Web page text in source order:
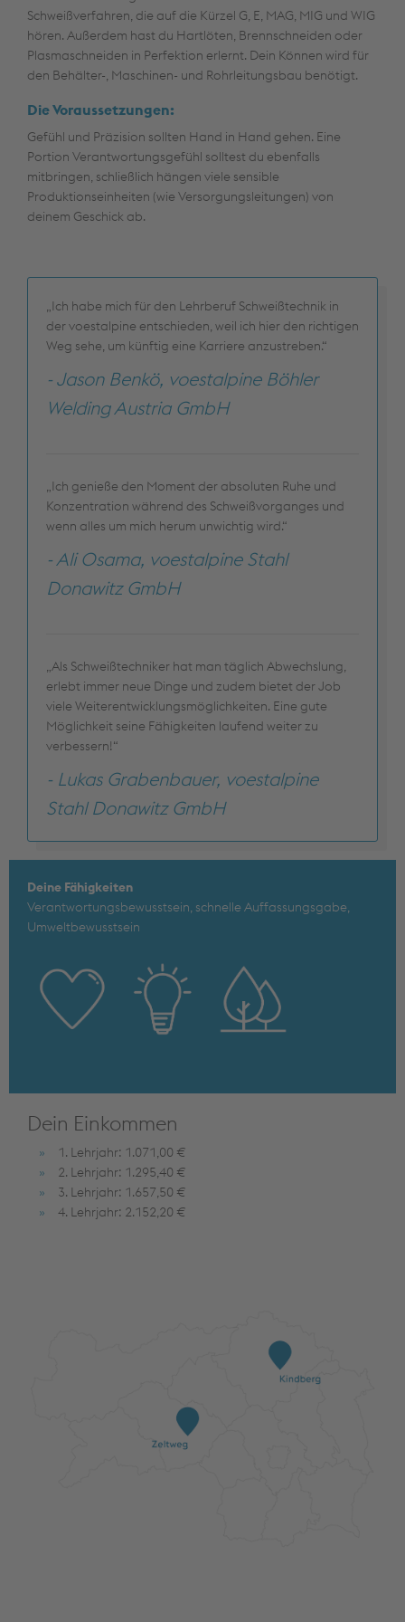
Schweißverfahren, die auf die Kürzel G, E, MAG, MIG und WIG
hören. Außerdem hast du Hartlöten, Brennschneiden oder
Plasmaschneiden in Perfektion erlernt. Dein Können wird für
den Behälter-, Maschinen- und Rohrleitungsbau benötigt.
Die Voraussetzungen:
Gefühl und Präzision sollten Hand in Hand gehen. Eine
Portion Verantwortungsgefühl solltest du ebenfalls
mitbringen, schließlich hängen viele sensible
Produktionseinheiten (wie Versorgungsleitungen) von
deinem Geschick ab.
„Ich habe mich für den Lehrberuf Schweißtechnik in
der voestalpine entschieden, weil ich hier den richtigen
Weg sehe, um künftig eine Karriere anzustreben.“
- Jason Benkö, voestalpine Böhler
Welding Austria GmbH
„Ich genieße den Moment der absoluten Ruhe und
Konzentration während des Schweißvorganges und
wenn alles um mich herum unwichtig wird.“
- Ali Osama, voestalpine Stahl
Donawitz GmbH
„Als Schweißtechniker hat man täglich Abwechslung,
erlebt immer neue Dinge und zudem bietet der Job
viele Weiterentwicklungsmöglichkeiten. Eine gute
Möglichkeit seine Fähigkeiten laufend weiter zu
verbessern!“
- Lukas Grabenbauer, voestalpine
Stahl Donawitz GmbH
Deine Fähigkeiten
Verantwortungsbewusstsein, schnelle Auffassungsgabe,
Umweltbewusstsein
Dein Einkommen
1. Lehrjahr: 1.071,00 €
2. Lehrjahr: 1.295,40 €
3. Lehrjahr: 1.657,50 €
4. Lehrjahr: 2.152,20 €